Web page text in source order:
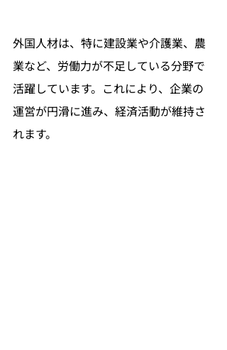
外国人材は、特に建設業や介護業、農
業など、労働力が不足している分野で
活躍しています。これにより、企業の
運営が円滑に進み、経済活動が維持さ
れます。